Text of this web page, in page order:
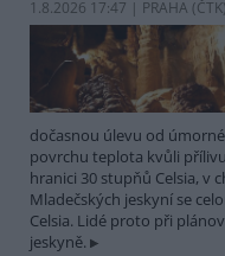
1.8.2026 17:47 | PRAHA (ČTK)
dočasnou úlevu od
povrchu teplota kvůli
hranici 30 stupňů Celsia, v
Mladečských jeskyní se
Celsia. Lidé proto při
jeskyně.